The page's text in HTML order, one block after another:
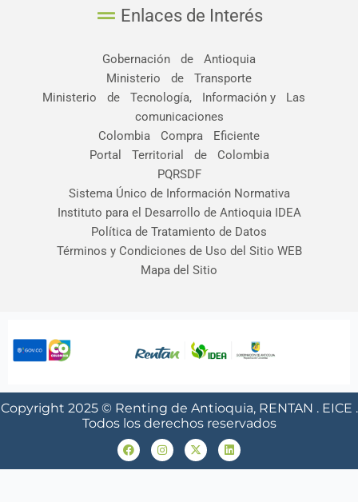
o
k
a
t
e
n
Enlaces de Interés
Gobernación de Antioquia
Ministerio de Transporte
Ministerio de Tecnología, Información y Las
comunicaciones
Colombia Compra Eficiente
Portal Territorial de Colombia
PQRSDF
Sistema Único de Información Normativa
Instituto para el Desarrollo de Antioquia IDEA
Política de Tratamiento de Datos
Términos y Condiciones de Uso del Sitio WEB
Mapa del Sitio
Copyright 2025 © Renting de Antioquia, RENTAN . EICE .
Todos los derechos reservados
a
c
e
n
s
t
-
t
w
i
n
k